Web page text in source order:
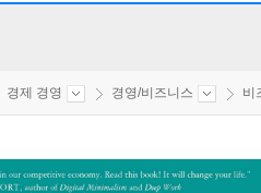
경제 경영 경영/비즈니스 비